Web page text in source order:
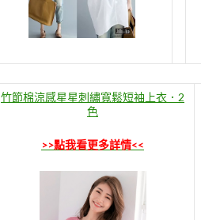
竹節棉涼感星星刺繡寬鬆短袖上衣．2
色
>>點我看更多詳情<<